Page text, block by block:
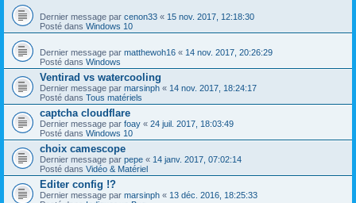
Dernier message par cenon33 « 15 nov. 2017, 12:18:30
Posté dans Windows 10
Dernier message par matthewoh16 « 14 nov. 2017, 20:26:29
Posté dans Windows
Ventirad vs watercooling
Dernier message par marsinph « 14 nov. 2017, 18:24:17
Posté dans Tous matériels
captcha cloudflare
Dernier message par foay « 24 juil. 2017, 18:03:49
Posté dans Windows 10
choix camescope
Dernier message par pepe « 14 janv. 2017, 07:02:14
Posté dans Vidéo & Matériel
Editer config !?
Dernier message par marsinph « 13 déc. 2016, 18:25:33